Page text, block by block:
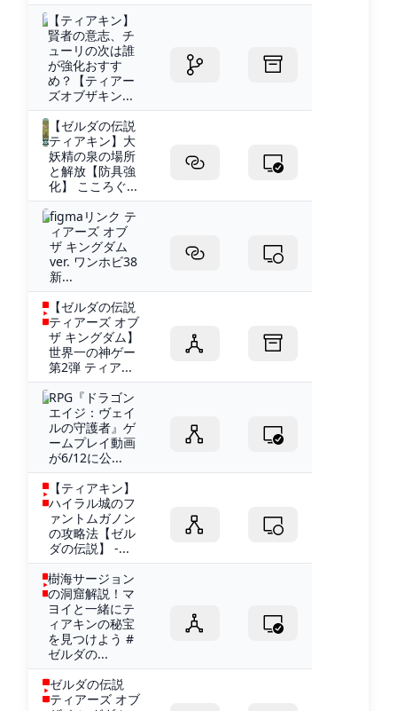
【ティアキン】
賢者の意志、チ
ューリの次は誰
が強化おすす
め？【ティアー
ズオブザキン...
【ゼルダの伝説
ティアキン】大
妖精の泉の場所
と解放【防具強
化】 こころぐ...
figmaリンク テ
ィアーズ オブ
ザ キングダム
ver. ワンホビ38
新...
【ゼルダの伝説
ティアーズ オブ
ザ キングダム】
世界一の神ゲー
第2弾 ティア...
RPG『ドラゴン
エイジ：ヴェイ
ルの守護者』ゲ
ームプレイ動画
が6/12に公...
【ティアキン】
ハイラル城のフ
ァントムガノン
の攻略法【ゼル
ダの伝説】 -...
樹海サージョン
の洞窟解説！マ
ヨイと一緒にテ
ィアキンの秘宝
を見つけよう #
ゼルダの...
ゼルダの伝説
ティアーズ オブ